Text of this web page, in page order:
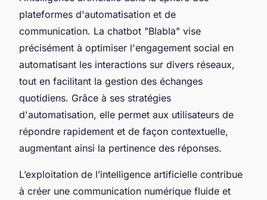
plateformes d'automatisation et de
communication. La chatbot "Blabla" vise
précisément à optimiser l'engagement social en
automatisant les interactions sur divers réseaux,
tout en facilitant la gestion des échanges
quotidiens. Grâce à ses stratégies
d'automatisation, elle permet aux utilisateurs de
répondre rapidement et de façon contextuelle,
augmentant ainsi la pertinence des réponses.
L’exploitation de l’intelligence artificielle contribue
à créer une communication numérique fluide et